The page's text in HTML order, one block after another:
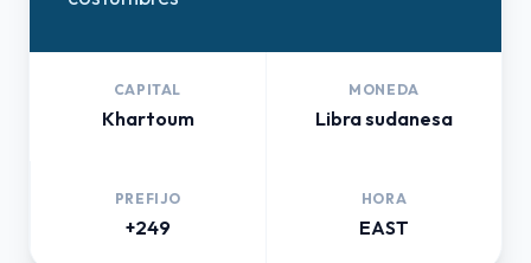
CAPITAL
Khartoum
MONEDA
Libra sudanesa
PREFIJO
+249
HORA
EAST